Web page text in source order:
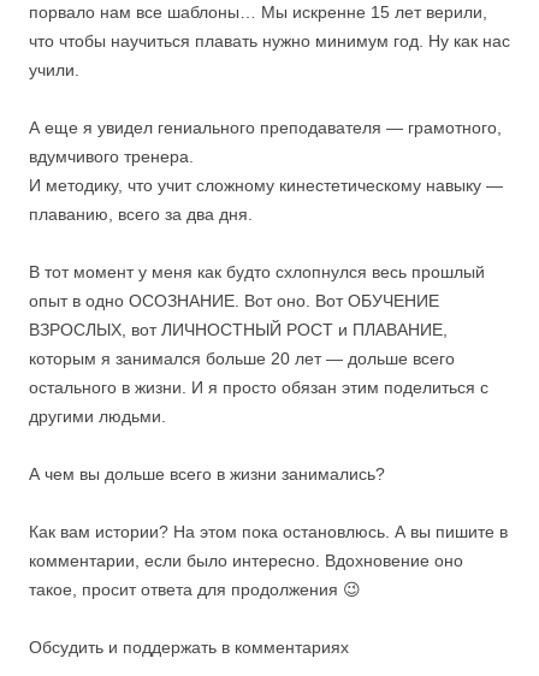
порвало нам все шаблоны… Мы искренне 15 лет верили,
что чтобы научиться плавать нужно минимум год. Ну как нас
учили.
А еще я увидел гениального преподавателя — грамотного,
вдумчивого тренера.
И методику, что учит сложному кинестетическому навыку —
плаванию, всего за два дня.
В тот момент у меня как будто схлопнулся весь прошлый
опыт в одно ОСОЗНАНИЕ. Вот оно. Вот ОБУЧЕНИЕ
ВЗРОСЛЫХ, вот ЛИЧНОСТНЫЙ РОСТ и ПЛАВАНИЕ,
которым я занимался больше 20 лет — дольше всего
остального в жизни. И я просто обязан этим поделиться с
другими людьми.
А чем вы дольше всего в жизни занимались?
Как вам истории? На этом пока остановлюсь. А вы пишите в
комментарии, если было интересно. Вдохновение оно
такое, просит ответа для продолжения 😉
Обсудить и поддержать в комментариях